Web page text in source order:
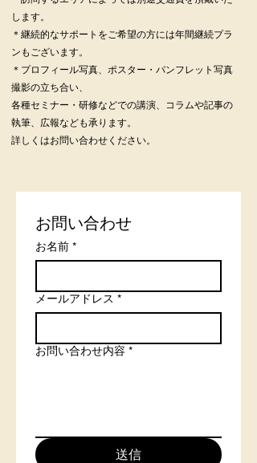
します。
＊継続的なサポートをご希望の方には年間継続プラ
ンもございます。
＊プロフィール写真、ポスター・パンフレット写真
撮影の立ち合い、
各種セミナー・研修などでの講演、コラムや記事の
執筆、広報なども承ります。
​詳しくはお問い合わせください。
お問い合わせ
お名前 *
メールアドレス *
お問い合わせ内容 *
送信